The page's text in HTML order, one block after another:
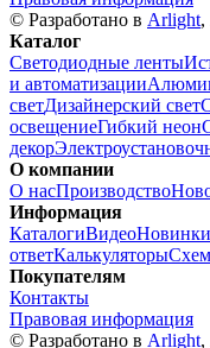
© Разработано в Arlight,
Каталог
Светодиодные ленты
и автоматизации
светДизайнерский свет
освещениеГибкий неон
декор
О компании
О насПроизводство
Информация
КаталогиВидеоНовинки
ответКалькуляторы
Покупателям
Контакты
Правовая информация
© Разработано в Arlight,